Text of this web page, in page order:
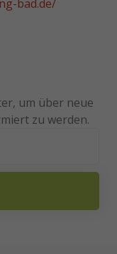
bad.de/
um über neue
zu werden.